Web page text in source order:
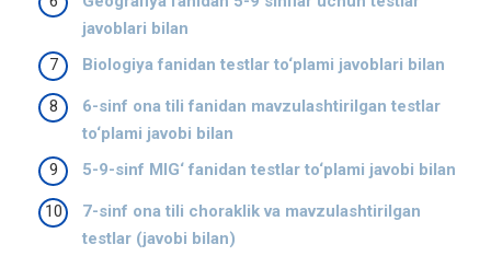
javoblari bilan
Biologiya fanidan testlar to‘plami javoblari bilan
6-sinf ona tili fanidan mavzulashtirilgan testlar
to‘plami javobi bilan
5-9-sinf MIG‘ fanidan testlar to‘plami javobi bilan
7-sinf ona tili choraklik va mavzulashtirilgan
testlar (javobi bilan)